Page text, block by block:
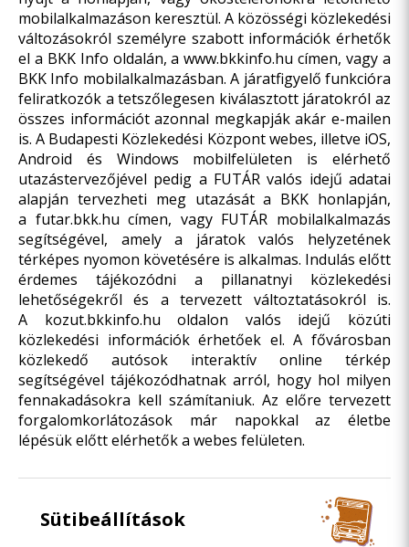
mobilalkalmazáson keresztül. A közösségi közlekedési
változásokról személyre szabott információk érhetők
el a BKK Info oldalán, awww.bkkinfo.hu címen, vagy a
BKK Info mobilalkalmazásban. A járatfigyelő funkcióra
feliratkozók a tetszőlegesen kiválasztott járatokról az
összes információt azonnal megkapják akár e-mailen
is. A Budapesti Közlekedési Központ webes, illetve iOS,
Android és Windows mobilfelületen is elérhető
utazástervezőjével pedig a FUTÁR valós idejű adatai
alapján tervezheti meg utazását a BKK honlapján,
a futar.bkk.hu címen, vagy FUTÁR mobilalkalmazás
segítségével, amely a járatok valós helyzetének
térképes nyomon követésére is alkalmas. Indulás előtt
érdemes tájékozódni a pillanatnyi közlekedési
lehetőségekről és a tervezett változtatásokról is.
A kozut.bkkinfo.hu oldalon valós idejű közúti
közlekedési információk érhetőek el. A fővárosban
közlekedő autósok interaktív online térkép
segítségével tájékozódhatnak arról, hogy hol milyen
fennakadásokra kell számítaniuk. Az előre tervezett
forgalomkorlátozások már napokkal az életbe
lépésük előtt elérhetők a webes felületen.
Olvasd el ezt is
Sütibeállítások